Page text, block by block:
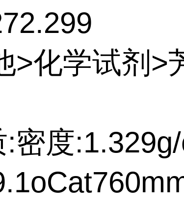
>化学试剂>
密度